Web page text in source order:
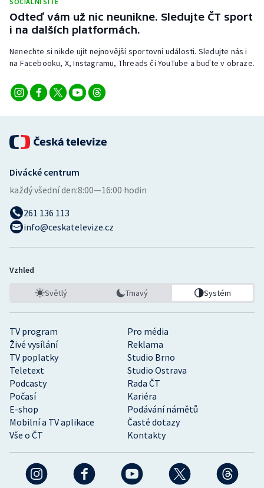
Veslování
Vodní slalom
Volejbal
Odteď vám už nic neunikne. Sledujte ČT sport
i na dalších platformách.
Nenechte si nikde ujít nejnovější sportovní události. Sledujte nás i
na Facebooku, X, Instagramu, Threads či YouTube a buďte v obraze.
TV program
Pro média
Živé vysílání
Reklama
TV poplatky
Studio Brno
Teletext
Studio Ostrava
Podcasty
Rada ČT
Počasí
Kariéra
E-shop
Podávání námětů
Mobilní a TV aplikace
Časté dotazy
Vše o ČT
Kontakty
Divácké centrum
každý všední den:8:00—16:00 hodin
261 136 113
info@ceskatelevize.cz
Vzhled
Světlý Tmavý Systém